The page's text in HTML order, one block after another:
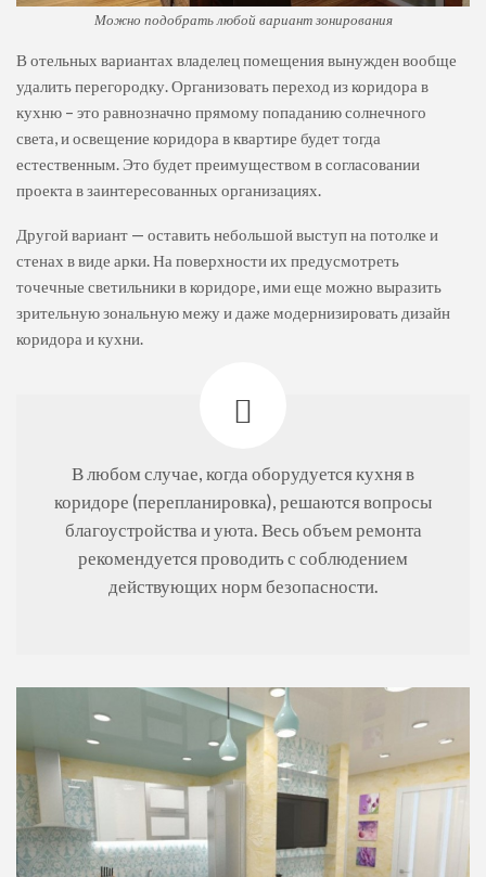
Можно подобрать любой вариант зонирования
В отельных вариантах владелец помещения вынужден вообще
удалить перегородку. Организовать переход из коридора в
кухню – это равнозначно прямому попаданию солнечного
света, и освещение коридора в квартире будет тогда
естественным. Это будет преимуществом в согласовании
проекта в заинтересованных организациях.
Другой вариант — оставить небольшой выступ на потолке и
стенах в виде арки. На поверхности их предусмотреть
точечные светильники в коридоре, ими еще можно выразить
зрительную зональную межу и даже модернизировать дизайн
коридора и кухни.
В любом случае, когда оборудуется кухня в
коридоре (перепланировка), решаются вопросы
благоустройства и уюта. Весь объем ремонта
рекомендуется проводить с соблюдением
действующих норм безопасности.